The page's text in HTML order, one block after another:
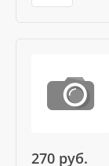
270 руб.